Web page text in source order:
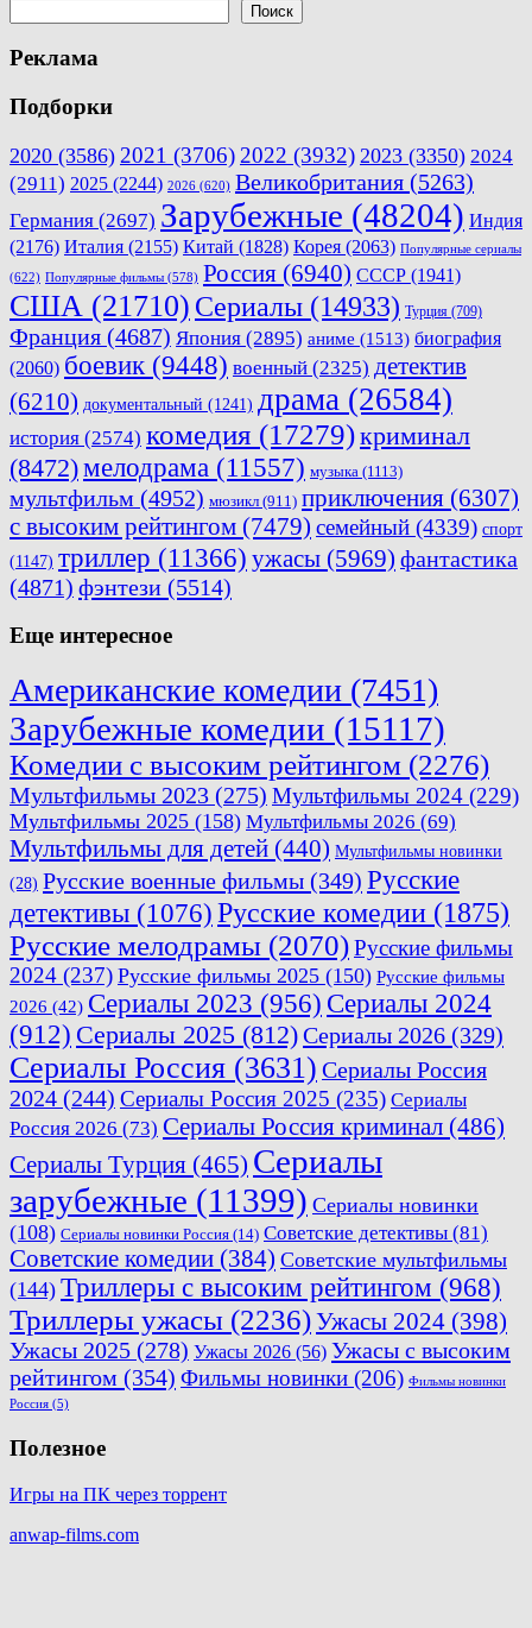
Поиск
Реклама
Подборки
2020 (3586) 2021 (3706) 2022 (3932) 2023 (3350) 2024
(2911) 2025 (2244) 2026 (620) Великобритания (5263)
Германия (2697) Зарубежные (48204) Индия
(2176) Италия (2155) Китай (1828) Корея (2063) Популярные сериалы
(622) Популярные фильмы (578) Россия (6940) СССР (1941)
США (21710) Сериалы (14933) Турция (709)
Франция (4687) Япония (2895) аниме (1513) биография
(2060) боевик (9448) военный (2325) детектив
(6210) документальный (1241) драма (26584)
история (2574) комедия (17279)криминал
(8472)мелодрама (11557) музыка (1113)
мультфильм (4952) мюзикл (911) приключения (6307)
с высоким рейтингом (7479) семейный (4339) спорт
(1147) триллер (11366) ужасы (5969) фантастика
(4871) фэнтези (5514)
Еще интересное
Американские комедии (7451)
Зарубежные комедии (15117)
Комедии с высоким рейтингом (2276)
Мультфильмы 2023 (275) Мультфильмы 2024 (229)
Мультфильмы 2025 (158) Мультфильмы 2026 (69)
Мультфильмы для детей (440) Мультфильмы новинки
(28) Русские военные фильмы (349) Русские
детективы (1076)Русские комедии (1875)
Русские мелодрамы (2070)Русские фильмы
2024 (237) Русские фильмы 2025 (150) Русские фильмы
2026 (42) Сериалы 2023 (956) Сериалы 2024
(912) Сериалы 2025 (812)Сериалы 2026 (329)
Сериалы Россия (3631) Сериалы Россия
2024 (244) Сериалы Россия 2025 (235) Сериалы
Россия 2026 (73) Сериалы Россия криминал (486)
Сериалы Турция (465) Сериалы
зарубежные (11399) Сериалы новинки
(108) Сериалы новинки Россия (14) Советские детективы (81)
Советские комедии (384) Советские мультфильмы
(144) Триллеры с высоким рейтингом (968)
Триллеры ужасы (2236)Ужасы 2024 (398)
Ужасы 2025 (278) Ужасы 2026 (56) Ужасы с высоким
рейтингом (354) Фильмы новинки (206) Фильмы новинки
Россия (5)
Полезное
Игры на ПК через торрент
anwap-films.com